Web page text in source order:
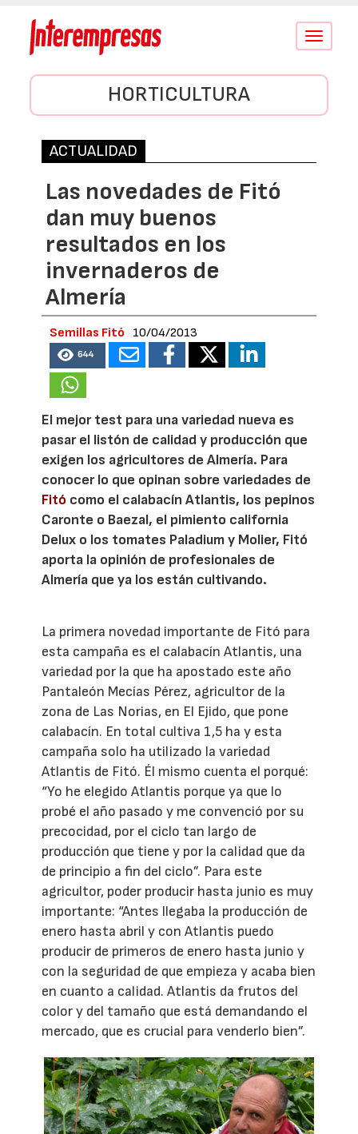
Conmutar
HORTICULTURA
ACTUALIDAD
Las novedades de Fitó
dan muy buenos
resultados en los
invernaderos de
Almería
Semillas Fitó 10/04/2013
644
El mejor test para una variedad nueva es
pasar el listón de calidad y producción que
exigen los agricultores de Almería. Para
conocer lo que opinan sobre variedades de
Fitó como el calabacín Atlantis, los pepinos
Caronte o Baezal, el pimiento california
Delux o los tomates Paladium y Molier, Fitó
aporta la opinión de profesionales de
Almería que ya los están cultivando.
La primera novedad importante de Fitó para
esta campaña es el calabacín Atlantis, una
variedad por la que ha apostado este año
Pantaleón Mecías Pérez, agricultor de la
zona de Las Norias, en El Ejido, que pone
calabacín. En total cultiva 1,5 ha y esta
campaña solo ha utilizado la variedad
Atlantis de Fitó. Él mismo cuenta el porqué:
“Yo he elegido Atlantis porque ya que lo
probé el año pasado y me convenció por su
precocidad, por el ciclo tan largo de
producción que tiene y por la calidad que da
de principio a fin del ciclo”. Para este
agricultor, poder producir hasta junio es muy
importante: “Antes llegaba la producción de
enero hasta abril y con Atlantis puedo
producir de primeros de enero hasta junio y
con la seguridad de que empieza y acaba bien
en cuanto a calidad. Atlantis da frutos del
color y del tamaño que está demandando el
mercado, que es crucial para venderlo bien”.